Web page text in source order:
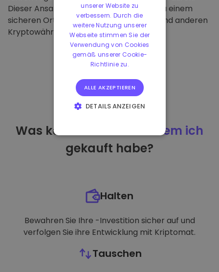
Dieser Ansatz macht unsere Plattform zu einem
sicheren Ort für die Aufbewahrung von und anderen
Kryptowährungen.
Was kann ich tun
nachdem ich
gekauft habe?
Halten
Bewahren Sie Ihre -Investition sicher auf und
verfolgen Sie ihre Entwicklung mit Kriptomat.
Tauschen
unserer Website zu
verbessern. Durch die
weitere Nutzung unserer
Webseite stimmen Sie der
Verwendung von Cookies
gemäß unserer Cookie-
Richtlinie zu.
ALLE AKZEPTIEREN
DETAILS ANZEIGEN
PERFORMANCE